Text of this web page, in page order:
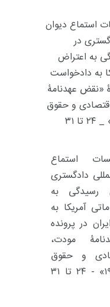
استماع
دادگستری
به
آمریکا به
در پرونده
مودت،
و حقوق
کنسولی ۱۹۵۵» - ۲۴ تا ۳۱